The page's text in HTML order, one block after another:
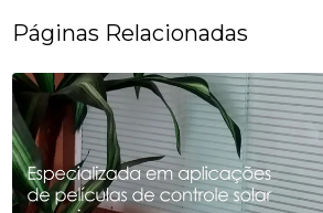
Páginas Relacionadas